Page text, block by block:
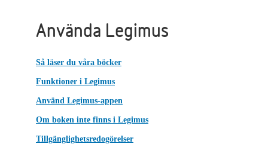
Använda Legimus
Så läser du våra böcker
Funktioner i Legimus
Använd Legimus-appen
Om boken inte finns i Legimus
Tillgänglighetsredogörelser